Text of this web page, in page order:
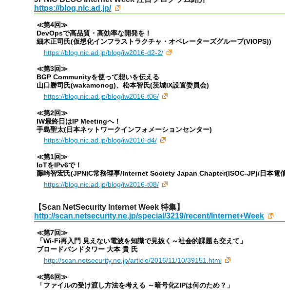
https://blog.nic.ad.jp/
≪第4回≫
DevOpsで高品質・高効率な開発を！
細木正司氏(仮想化インフラストラクチャ・オペレーターズグループ(VIOPS))
https://blog.nic.ad.jp/blog/iw2016-d2-2/
≪第3回≫
BGP Communityを使って想いを伝える
山口勝司氏(wakamonog)、松本智氏(茨城IX設置委員会)
https://blog.nic.ad.jp/blog/iw2016-t06/
≪第2回≫
IW最終日はIP Meetingへ！
手島聖太(日本ネットワークインフォメーションセンター)
https://blog.nic.ad.jp/blog/iw2016-d4/
≪第1回≫
IoTをIPv6で！
藤崎智宏氏(JPNIC常務理事/Internet Society Japan Chapter(ISOC-JP)/日本電
https://blog.nic.ad.jp/blog/iw2016-t08/
【Scan NetSecurity Internet Week 特集】
http://scan.netsecurity.ne.jp/special/3219/recent/Internet+Week
≪第7回≫
「Wi-Fi再入門 見えない電波を知識で見抜く～社会的課題も交えて」
ブロードバンドタワー 大本 貴 氏
http://scan.netsecurity.ne.jp/article/2016/11/10/39151.html
≪第6回≫
「ファイルの受け渡し方法を考える ～暗号化ZIPは何のため？」